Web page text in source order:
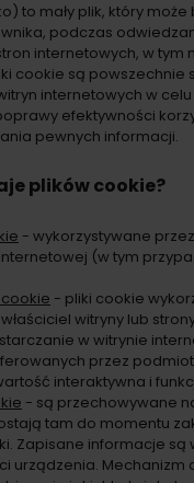
to mały plik, który
podczas
internetowych, w tym
cookie są powszechnie
internetowych w
efektywności
pewnych informacji.
plików cookie?
- wykorzystywane
(w tym
- pliki cookie
witryny lub
w witrynie
przez
interaktywna i
- są przechowywane
tam do momentu
Zapisane informacje są
urządzenia. Mechanizm